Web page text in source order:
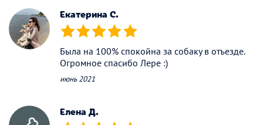
Екатерина С.
(*) (*) (*) (*) (*)
Была на 100% спокойна за собаку в отъезде.
Огромное спасибо Лере :)
июнь 2021
Елена Д.